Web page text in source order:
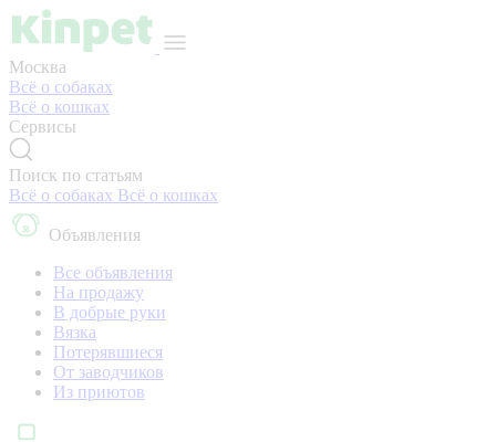
Москва
Всё о собаках
Всё о кошках
Сервисы
Поиск по статьям
Всё о собаках Всё о кошках
Объявления
Все объявления
На продажу
В добрые руки
Вязка
Потерявшиеся
От заводчиков
Из приютов